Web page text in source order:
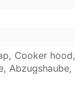
Cooker hood,
Abzugshaube,